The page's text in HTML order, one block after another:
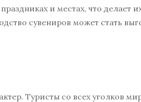
и местах, что делает
сувениров может стать
Туристы со всех уголков